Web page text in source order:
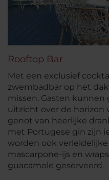
Rooftop Bar
Met een exclusief
zwembadbar op het
missen. Gasten
uitzicht over de horizon
genot van heerlijke
met Portugese gin zijn
worden ook
mascarpone-ijs en
guacamole geserveerd.